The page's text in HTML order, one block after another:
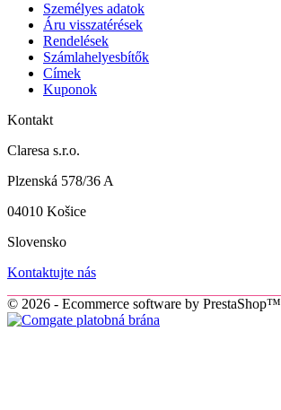
Személyes adatok
Áru visszatérések
Rendelések
Számlahelyesbítők
Címek
Kuponok
Kontakt
Claresa s.r.o.
Plzenská 578/36 A
04010 Košice
Slovensko
Kontaktujte nás
© 2026 - Ecommerce software by PrestaShop™